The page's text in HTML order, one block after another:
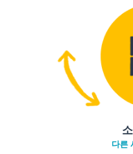
다른